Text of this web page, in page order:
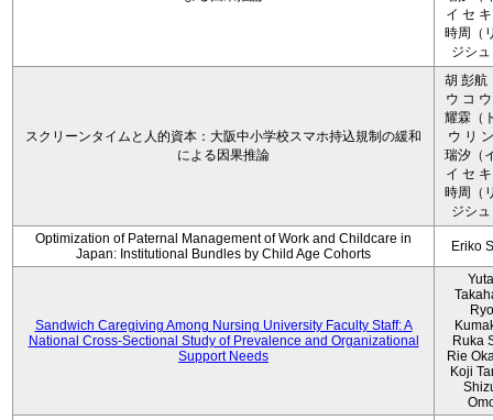
イ セ
時周（
ジシ
スクリーンタイムと人的資本：大阪中小学校スマホ持込規制の緩和
による因果推論
胡 彭航
ウ コ
耀霖（
ウ リ
瑞汐（
イ セ
時周（
ジシ
Optimization of Paternal Management of Work and Childcare in
Japan: Institutional Bundles by Child Age Cohorts
Eriko
Sandwich Caregiving Among Nursing University Faculty Staff: A
National Cross-Sectional Study of Prevalence and Organizational
Support Needs
Ruka
Rie
Koji